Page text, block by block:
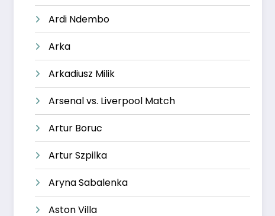
Ardi Ndembo
Arka
Arkadiusz Milik
Arsenal vs. Liverpool Match
Artur Boruc
Artur Szpilka
Aryna Sabalenka
Aston Villa